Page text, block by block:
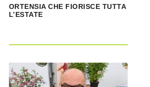
ORTENSIA CHE FIORISCE TUTTA
L’ESTATE